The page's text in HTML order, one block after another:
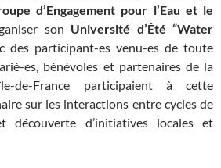
d’Engagement pour l’Eau et le
son Université d’Été “Water
des participant-es venu-es de toute
es, bénévoles et partenaires de la
de-France participaient à cette
sur les interactions entre cycles de
découverte d’initiatives locales et